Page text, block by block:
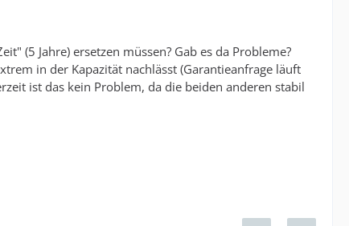
(5 Jahre) ersetzen müssen? Gab es da Probleme?
in der Kapazität nachlässt (Garantieanfrage läuft
ist das kein Problem, da die beiden anderen stabil